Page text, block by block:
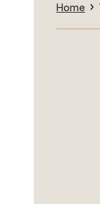
Home